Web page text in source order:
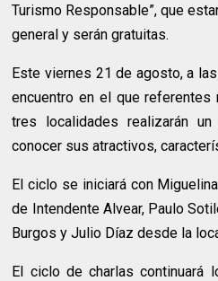
Turismo Responsable”, que
general y serán gratuitas.
Este viernes 21 de agosto, a
encuentro en el que
tres localidades realizarán
conocer sus atractivos,
El ciclo se iniciará con
de Intendente Alvear, Paulo
Burgos y Julio Díaz desde la
El ciclo de charlas continuará